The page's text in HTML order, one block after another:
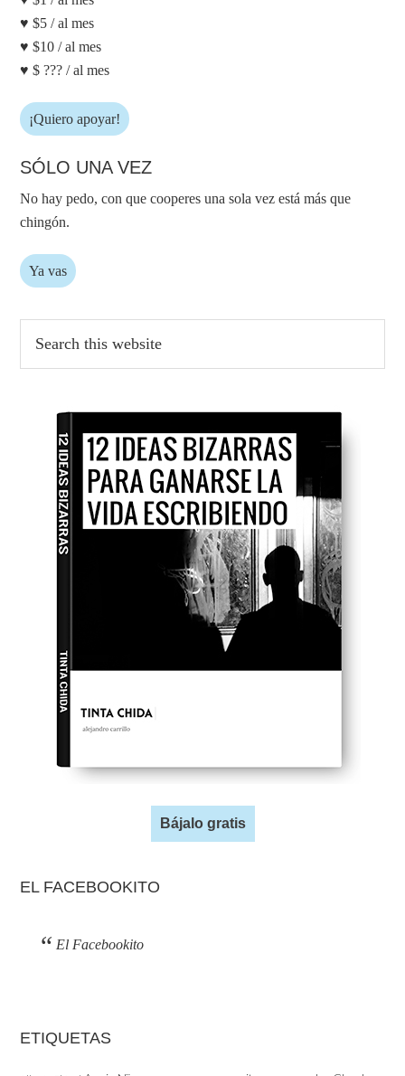
♥ $5 / al mes
♥ $10 / al mes
♥ $ ??? / al mes
¡Quiero apoyar!
SÓLO UNA VEZ
No hay pedo, con que cooperes una sola vez está más que
chingón.
Ya vas
Bájalo gratis
EL FACEBOOKITO
El Facebookito
ETIQUETAS